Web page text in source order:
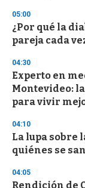
d
05:00
¿Por qué la
pareja cada
04:30
Experto en
Montevideo:
para vivir
04:10
La lupa sobre
quiénes se
04:05
Rendición de